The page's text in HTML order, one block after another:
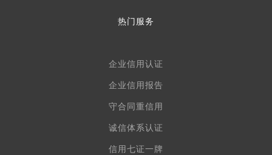
热门服务
企业信用认证
企业信用报告
守合同重信用
诚信体系认证
信用七证一牌